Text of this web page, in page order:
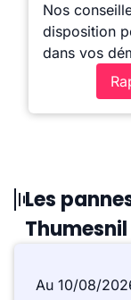
Nos
disposition
dans vos
Les
Thumesnil
Au 10/08/